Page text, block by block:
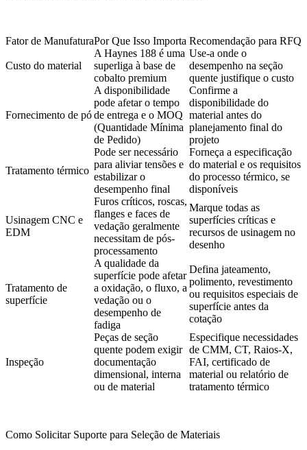
Fator de ManufaturaPor Que Isso Importa Recomendação para RFQ
Custo do material
A Haynes 188 é uma
superliga à base de
cobalto premium
Use-a onde o
desempenho na seção
quente justifique o custo
Fornecimento de pó
A disponibilidade
pode afetar o tempo
de entrega e o MOQ
(Quantidade Mínima
de Pedido)
Confirme a
disponibilidade do
material antes do
planejamento final do
projeto
Tratamento térmico
Pode ser necessário
para aliviar tensões e
estabilizar o
desempenho final
Forneça a especificação
do material e os requisitos
do processo térmico, se
disponíveis
Usinagem CNC e
EDM
Furos críticos, roscas,
flanges e faces de
vedação geralmente
necessitam de pós-
processamento
Marque todas as
superfícies críticas e
recursos de usinagem no
desenho
Tratamento de
superfície
A qualidade da
superfície pode afetar
a oxidação, o fluxo, a
vedação ou o
desempenho de
fadiga
Defina jateamento,
polimento, revestimento
ou requisitos especiais de
superfície antes da
cotação
Inspeção
Peças de seção
quente podem exigir
documentação
dimensional, interna
ou de material
Especifique necessidades
de CMM, CT, Raios-X,
FAI, certificado de
material ou relatório de
tratamento térmico
Como Solicitar Suporte para Seleção de Materiais